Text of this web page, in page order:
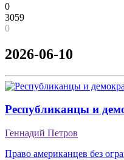
0
3059
0
2026-06-10
Республиканцы и
Геннадий Петров
Право американцев без